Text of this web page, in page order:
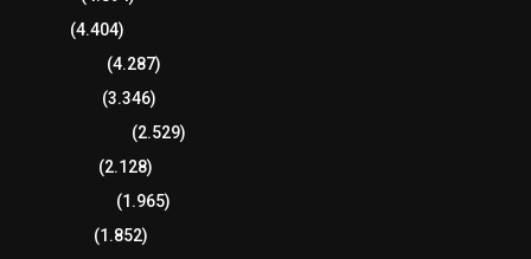
(4.404)
(4.287)
(3.346)
(2.529)
(2.128)
(1.965)
(1.852)